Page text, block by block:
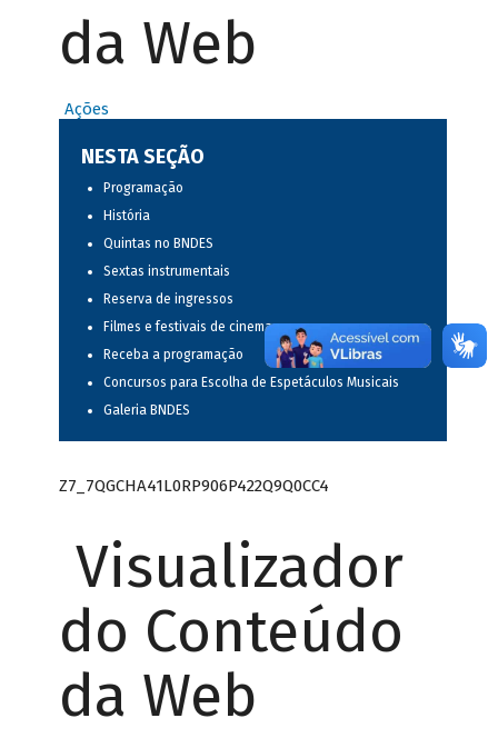
da Web
Ações
NESTA SEÇÃO
Programação
História
Quintas no BNDES
Sextas instrumentais
Reserva de ingressos
Filmes e festivais de cinema
Receba a programação
Concursos para Escolha de Espetáculos Musicais
Galeria BNDES
Z7_7QGCHA41L0RP906P422Q9Q0CC4
Visualizador
do Conteúdo
da Web